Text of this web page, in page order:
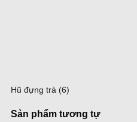
Hũ đựng trà (6)
Sản phẩm tương tự